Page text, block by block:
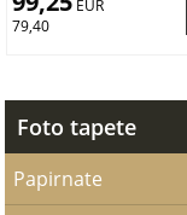
EUR
79,40
Foto tapete
Papirnate